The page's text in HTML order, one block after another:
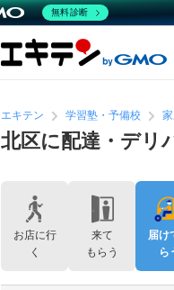
エキテン 学習塾・予備校
北区に配達・デリ
お店に行
く
来て
もらう
届け
ら
無料診断